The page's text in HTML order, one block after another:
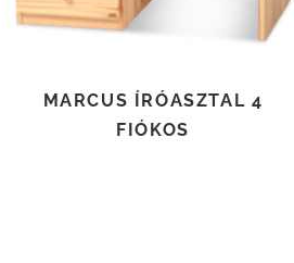
MARCUS ÍRÓASZTAL 4
FIÓKOS